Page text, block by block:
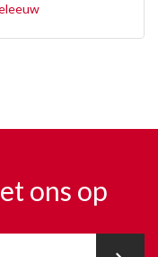
ons op